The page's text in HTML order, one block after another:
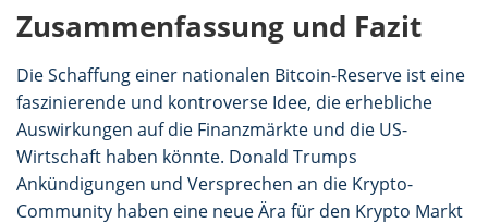
Zusammenfassung und Fazit
Die Schaffung einer nationalen Bitcoin-Reserve ist eine
faszinierende und kontroverse Idee, die erhebliche
Auswirkungen auf die Finanzmärkte und die US-
Wirtschaft haben könnte. Donald Trumps
Ankündigungen und Versprechen an die Krypto-
Community haben eine neue Ära für den Krypto Markt